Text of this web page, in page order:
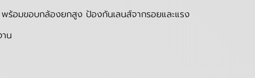
อมขอบกล้องยกสูง ป้องกันเลนส์จากรอยและแรง
น